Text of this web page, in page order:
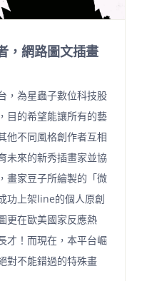
，網路圖文插畫
，為星蟲子數位科技股
目的希望能讓所有的藝
他不同風格創作者互相
未來的新秀插畫家並協
畫家豆子所繪製的「微
功上架line的個人原創
更在歐美國家反應熱
才！而現在，本平台崛
對不能錯過的特殊畫